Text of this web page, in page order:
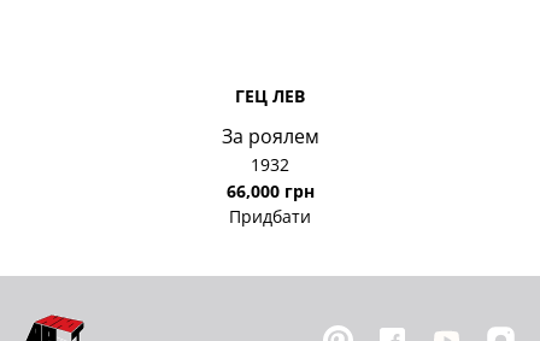
ГЕЦ ЛЕВ
За роялем
1932
66,000 грн
Придбати